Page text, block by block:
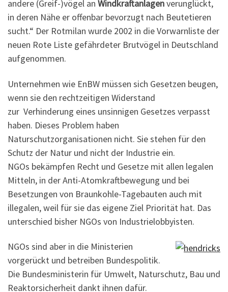
andere (Greif-)vögel an Windkraftanlagenverunglückt,
in deren Nähe er offenbar bevorzugt nach Beutetieren
sucht.“ Der Rotmilan wurde 2002 in die Vorwarnliste der
neuen Rote Liste gefährdeter Brutvögel in Deutschland
aufgenommen.
Unternehmen wie EnBW müssen sich Gesetzen beugen,
wenn sie den rechtzeitigen Widerstand
zur Verhinderung eines unsinnigen Gesetzes verpasst
haben. Dieses Problem haben
Naturschutzorganisationen nicht. Sie stehen für den
Schutz der Natur und nicht der Industrie ein.
NGOs bekämpfen Recht und Gesetze mit allen legalen
Mitteln, in der Anti-Atomkraftbewegung und bei
Besetzungen von Braunkohle-Tagebauten auch mit
illegalen, weil für sie das eigene Ziel Priorität hat. Das
unterschied bisher NGOs von Industrielobbyisten.
NGOs sind aber in die Ministerien
vorgerückt und betreiben Bundespolitik.
Die Bundesministerin für Umwelt, Naturschutz, Bau und
Reaktorsicherheit dankt ihnen dafür.